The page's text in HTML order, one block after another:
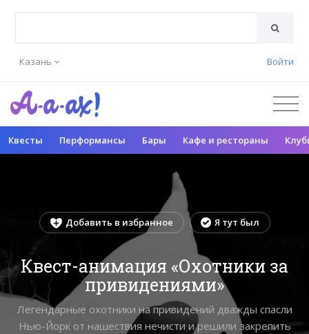
Казань Войти
Квесты Перформансы Бары Кафе и рестораны
Добавить в избранное Я тут был
Квест-анимация «Охотники за
привидениями»
Легендарные охотники на привидений дважды спасли
Нью-Йорк от нашествия нечисти и решили закрепить